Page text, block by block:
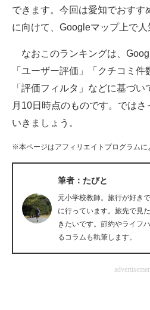
進化するPCとデバイスの未来
ビジネスと働き方のヒント
企業ITのトレンドを詳説
経営リーダーのコミュニティ
マーケ×ITの今がよく分かる
ITエンジニア向け専門サイト
企業向けIT製品の総合サイト
IT製品の技術・比較・事例
できます。今回は愛知でおすす
に向けて、Googleマップ上で人
なおこのランキングは、
「ユーザー評価」「クチコミ件
「評価フィルタ」などに基づ
月10日時点のものです。では
いきましょう。
※本ページはアフィリエイトプログラムに
筆者：たびと
元小学校教師。旅行が好き
に行っています。旅先で見
きたいです。節約やライフ
るコラムも執筆します。